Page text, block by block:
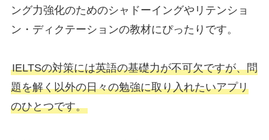
ング力強化のためのシャドーイングやリテンショ
ン・ディクテーションの教材にぴったりです。
IELTSの対策には英語の基礎力が不可欠ですが、問
題を解く以外の日々の勉強に取り入れたいアプリ
のひとつです。